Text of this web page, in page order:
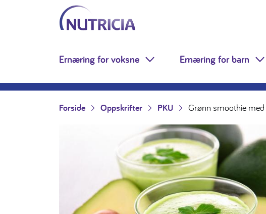
Hopp til innholdet
Nutricia.no
Ernæring for voksne Toggle Dropdown
Ernæring for barn
Forside Oppskrifter PKU Grønn smoothie